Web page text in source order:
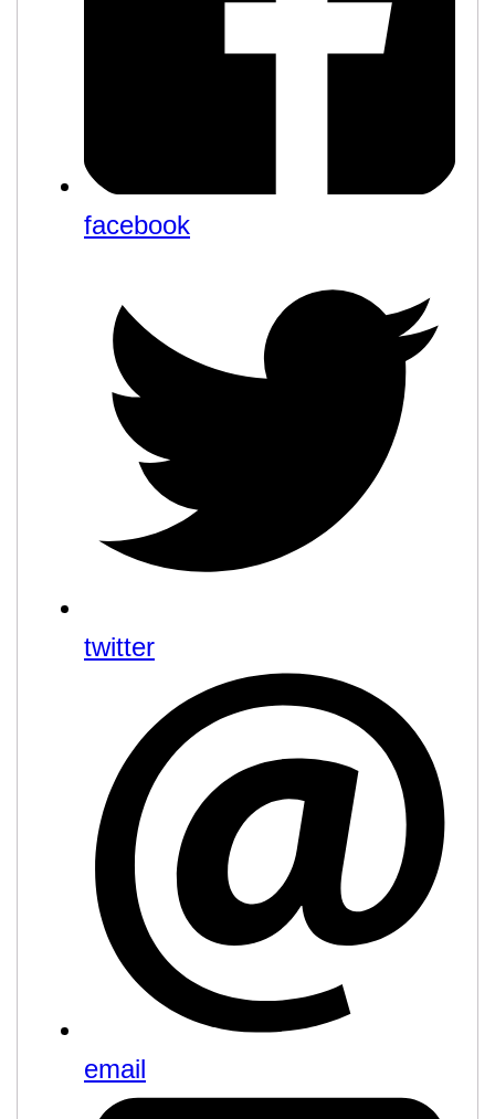
facebook
twitter
email